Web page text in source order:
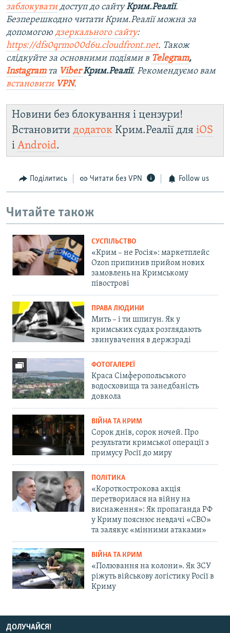
заблокуватидоступ до сайтуКрим.Реалії.
Безперешкодно читати Крим.Реалії можна за
допомогою дзеркального сайту:
https://dfs0qrmo00d6u.cloudfront.net. Також
слідкуйте за основними подіями в Telegram,
Instagramта ViberКрим.Реалії. Рекомендуємо вам
встановити VPN.
Новини без блокування і цензури!
Встановити додаток Крим.Реалії для iOS
і Android.
Поділитись Читати без VPN Follow us
Читайте також
СУСПІЛЬСТВО
«Крим – не Росія»: маркетплейс
Ozon припинив прийом нових
замовлень на Кримському
півострові
ПРАВА ЛЮДИНИ
Мить – і ти шпигун. Як у
кримських судах розглядають
звинувачення в держзраді
ФОТОГАЛЕРЕЇ
Краса Сімферопольського
водосховища та занедбаність
довкола
ВІЙНА ТА КРИМ
Сорок днів, сорок ночей. Про
результати кримської операції з
примусу Росії до миру
ПОЛІТИКА
«Короткострокова акція
перетворилася на війну на
виснаження»: Як пропаганда РФ
у Криму пояснює невдачі «СВО»
та залякує «мінними атаками»
ВІЙНА ТА КРИМ
«Полювання на колони». Як ЗСУ
ріжуть військову логістику Росії в
Криму
ДОЛУЧАЙСЯ!